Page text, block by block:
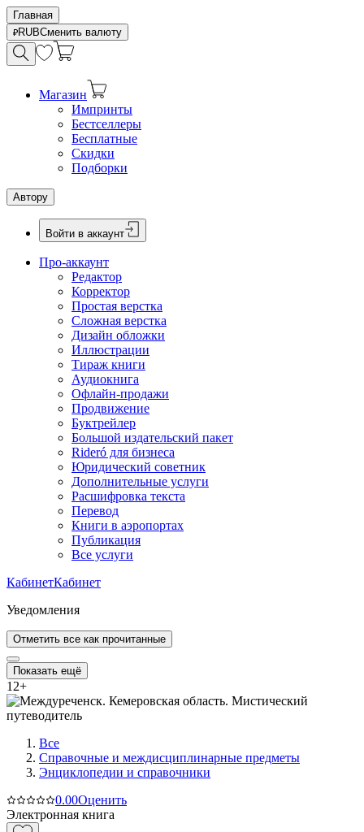
Главная
RUBСменить валюту
Магазин
Импринты
Бестселлеры
Бесплатные
Скидки
Подборки
Автору
Войти в аккаунт
Про-аккаунт
Редактор
Корректор
Простая верстка
Сложная верстка
Дизайн обложки
Иллюстрации
Тираж книги
Аудиокнига
Офлайн-продажи
Продвижение
Буктрейлер
Большой издательский пакет
Rideró для бизнеса
Юридический советник
Дополнительные услуги
Расшифровка текста
Перевод
Книги в аэропортах
Публикация
Все услуги
КабинетКабинет
Уведомления
Отметить все как прочитанные
Показать ещё
12+
Все
Справочные и междисциплинарные предметы
Энциклопедии и справочники
0.00Оценить
Электронная книга